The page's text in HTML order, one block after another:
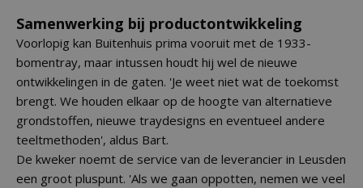
Samenwerking bij productontwikkeling
Voorlopig kan Buitenhuis prima vooruit met de 1933-
bomentray, maar intussen houdt hij wel de nieuwe
ontwikkelingen in de gaten. 'Je weet niet wat de toekomst
brengt. We houden elkaar op de hoogte van alternatieve
grondstoffen, nieuwe traydesigns en eventueel andere
teeltmethoden', aldus Bart.
De kweker noemt de service van de leverancier in Leusden
een groot pluspunt. 'Als we gaan oppotten, nemen we veel